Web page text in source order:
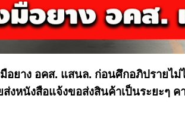
ยาง อคส. แสนล. ก่อนศึกอภิปรายไม่
ส่งหนังสือแจ้งขอส่งสินค้าเป็นระยะๆ